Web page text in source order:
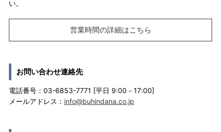
い。
営業時間の詳細はこちら
お問い合わせ連絡先
電話番号：03-6853-7771 [平日 9:00－17:00]
メールアドレス： info@buhindana.co.jp